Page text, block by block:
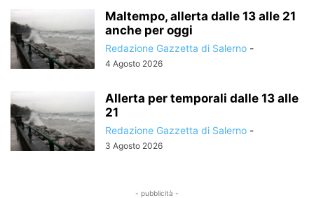
Maltempo, allerta dalle 13 alle 21
anche per oggi
Redazione Gazzetta di Salerno -
4 Agosto 2026
Allerta per temporali dalle 13 alle
21
Redazione Gazzetta di Salerno -
3 Agosto 2026
- pubblicità -